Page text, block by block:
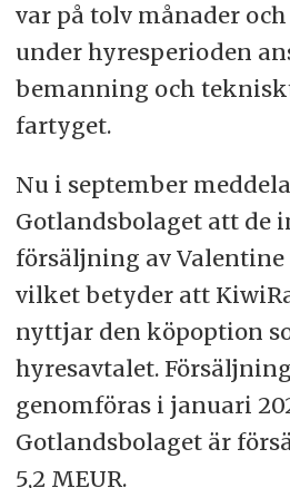
var på tolv månader
under hyresperioden
bemanning och
fartyget.
Nu i september
Gotlandsbolaget att de
försäljning av
vilket betyder att
nyttjar den köpoption
hyresavtalet.
genomföras i januari
Gotlandsbolaget är
5,2 MEUR.